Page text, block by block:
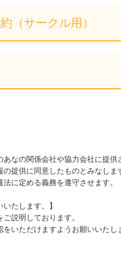
（サークル用）
なの関係会社や協力会社に提供
提供に同意したものとみなしま
に定める義務を遵守させます。
たします。】
説明しております。
いただけますようお願いいたし